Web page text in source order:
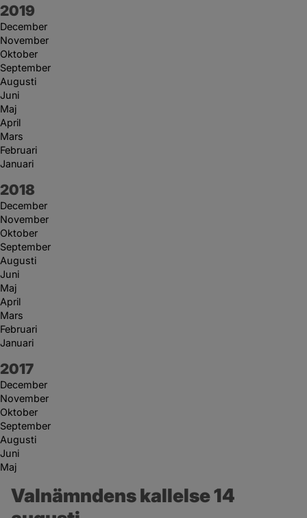
År:
2019
December
November
Oktober
September
Augusti
Juni
Maj
April
Mars
Februari
Januari
År:
2018
December
November
Oktober
September
Augusti
Juni
Maj
April
Mars
Februari
Januari
År:
2017
December
November
Oktober
September
Augusti
Juni
Maj
Valnämndens kallelse 14